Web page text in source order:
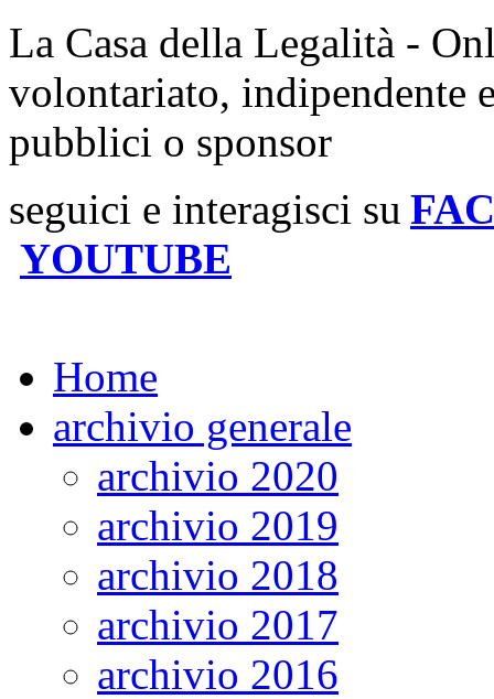
La Casa della Legalità -
volontariato, indipendente
pubblici o sponsor
seguici e interagisci su
YOUTUBE
Home
archivio generale
archivio 2020
archivio 2019
archivio 2018
archivio 2017
archivio 2016